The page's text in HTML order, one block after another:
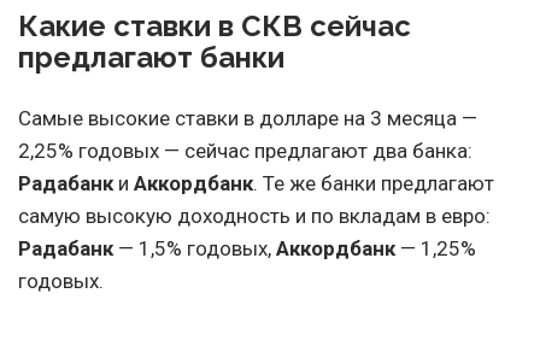
Какие ставки в СКВ сейчас
предлагают банки
Самые высокие ставки в долларе на 3 месяца —
2,25% годовых — сейчас предлагают два банка:
Радабанк и Аккордбанк. Те же банки предлагают
самую высокую доходность и по вкладам в евро:
Радабанк— 1,5% годовых, Аккордбанк— 1,25%
годовых.